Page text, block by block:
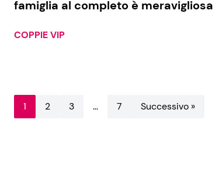
famiglia al completo è meravigliosa
COPPIE VIP
1 2 3 … 7 Successivo »